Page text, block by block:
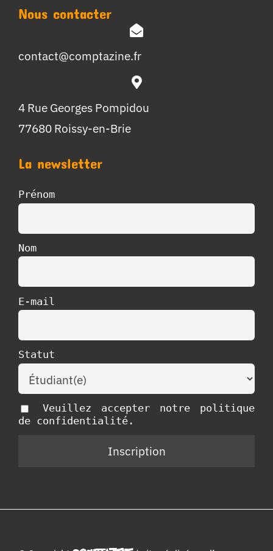
Nous contacter
contact@comptazine.fr
4 Rue Georges Pompidou
77680 Roissy-en-Brie
La newsletter
Prénom
Nom
E-mail
Statut
Veuillez accepter notre politique
de confidentialité.